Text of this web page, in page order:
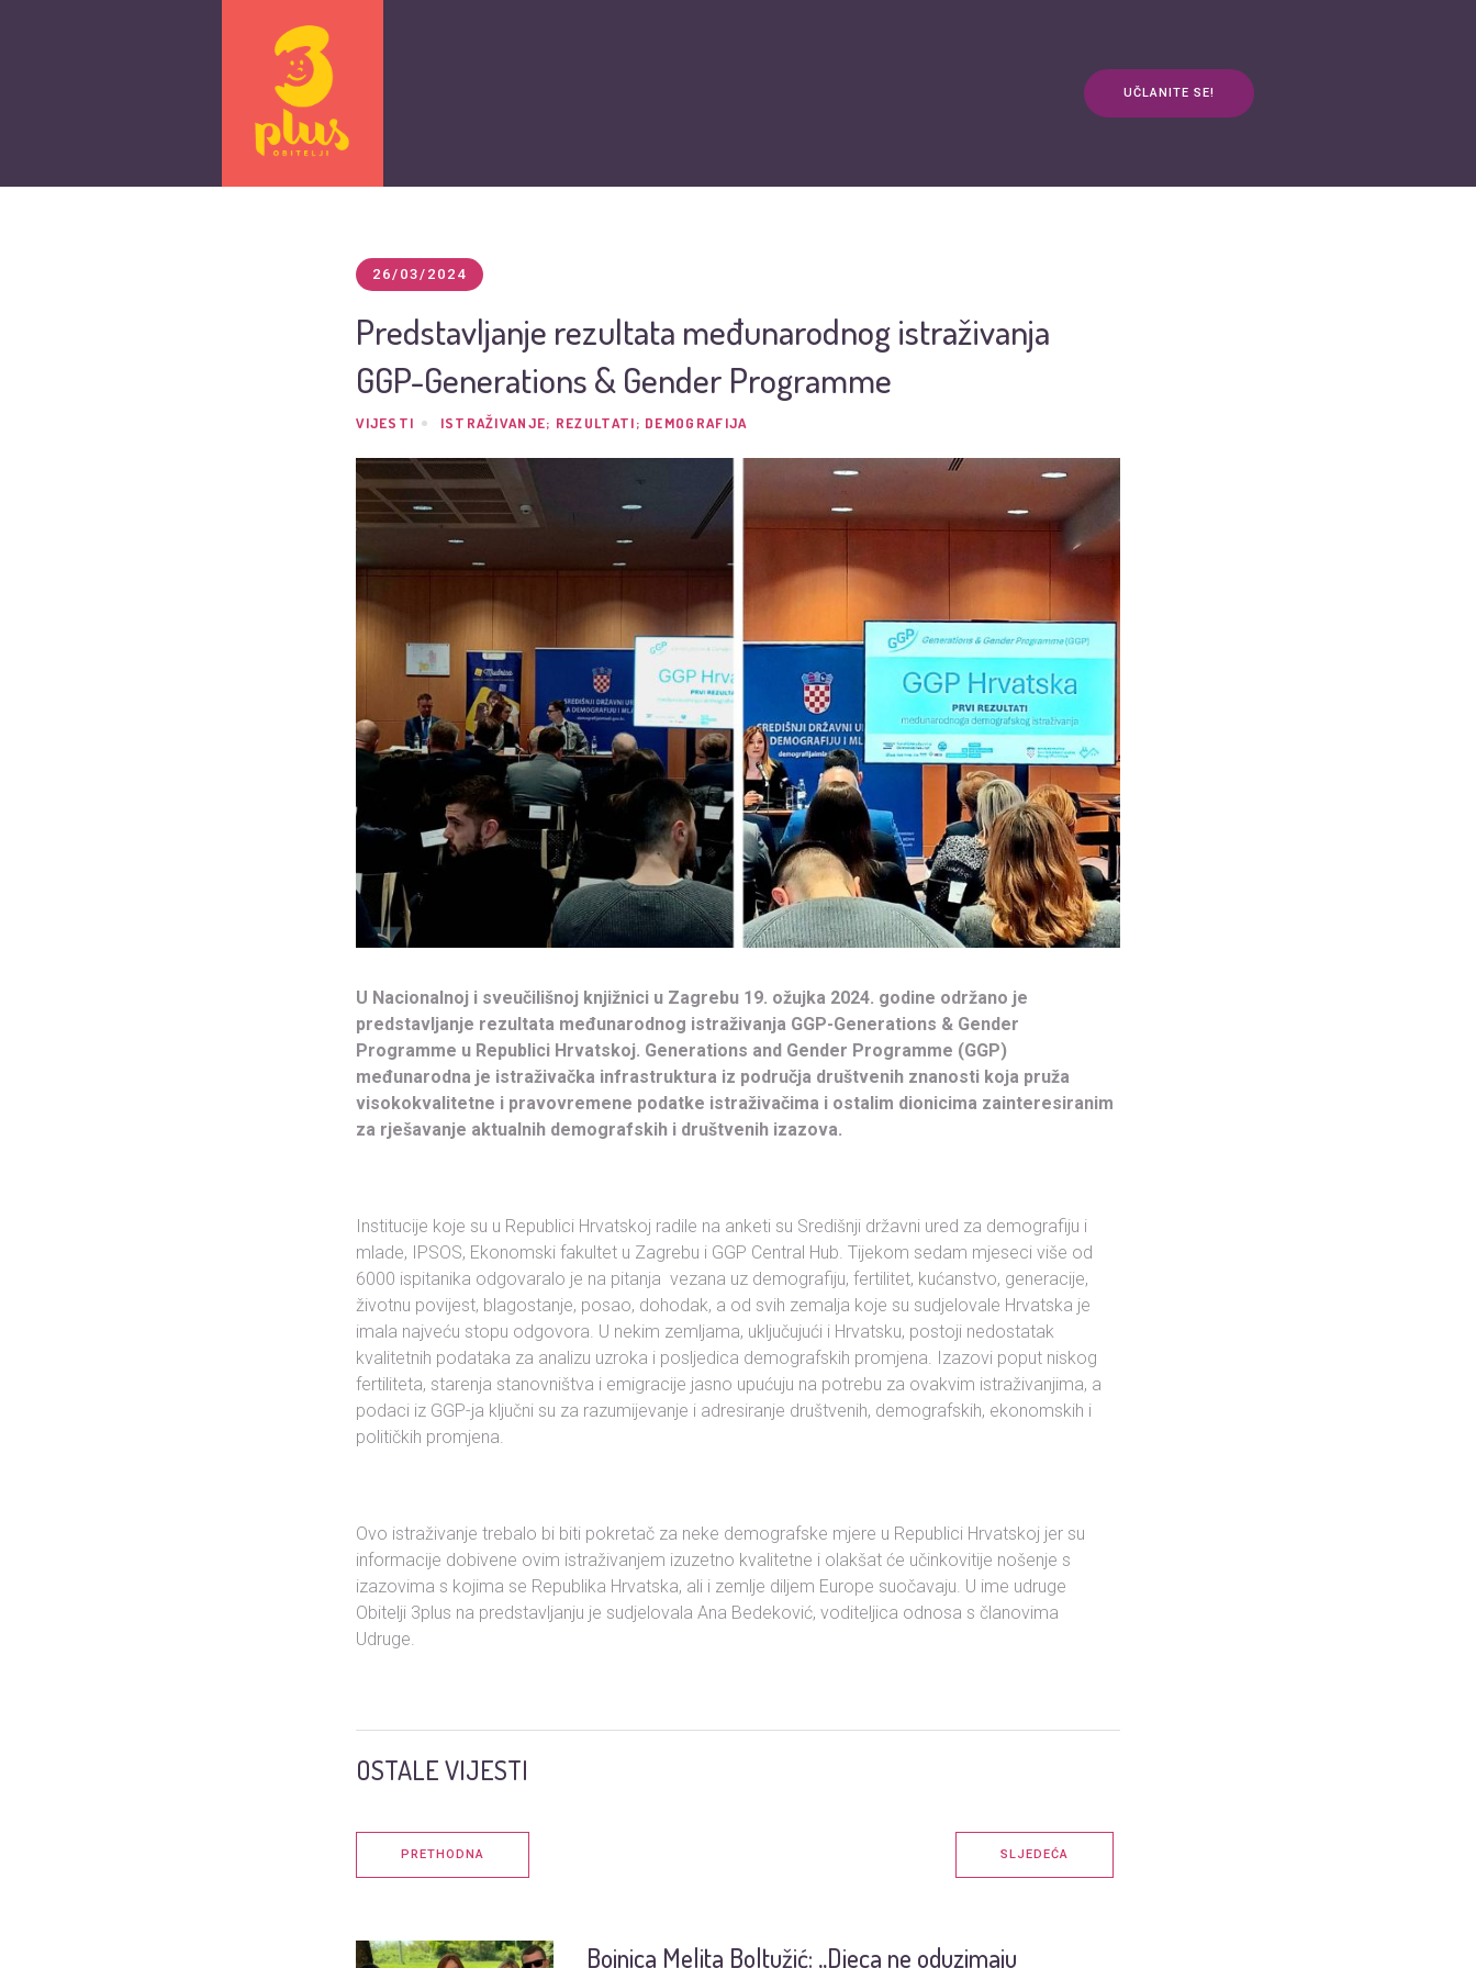
UČLANITE SE!
26/03/2024
Predstavljanje rezultata međunarodnog istraživanja
GGP-Generations & Gender Programme
VIJESTI ISTRAŽIVANJE; REZULTATI; DEMOGRAFIJA
U Nacionalnoj i sveučilišnoj knjižnici u Zagrebu 19. ožujka 2024. godine održano je
predstavljanje rezultata međunarodnog istraživanja GGP-Generations & Gender
Programme u Republici Hrvatskoj. Generations and Gender Programme (GGP)
međunarodna je istraživačka infrastruktura iz područja društvenih znanosti koja pruža
visokokvalitetne i pravovremene podatke istraživačima i ostalim dionicima zainteresiranim
za rješavanje aktualnih demografskih i društvenih izazova.
Institucije koje su u Republici Hrvatskoj radile na anketi su Središnji državni ured za demografiju i
mlade, IPSOS, Ekonomski fakultet u Zagrebu i GGP Central Hub. Tijekom sedam mjeseci više od
6000 ispitanika odgovaralo je na pitanja vezana uz demografiju, fertilitet, kućanstvo, generacije,
životnu povijest, blagostanje, posao, dohodak, a od svih zemalja koje su sudjelovale Hrvatska je
imala najveću stopu odgovora. U nekim zemljama, uključujući i Hrvatsku, postoji nedostatak
kvalitetnih podataka za analizu uzroka i posljedica demografskih promjena. Izazovi poput niskog
fertiliteta, starenja stanovništva i emigracije jasno upućuju na potrebu za ovakvim istraživanjima, a
podaci iz GGP-ja ključni su za razumijevanje i adresiranje društvenih, demografskih, ekonomskih i
političkih promjena.
Ovo istraživanje trebalo bi biti pokretač za neke demografske mjere u Republici Hrvatskoj jer su
informacije dobivene ovim istraživanjem izuzetno kvalitetne i olakšat će učinkovitije nošenje s
izazovima s kojima se Republika Hrvatska, ali i zemlje diljem Europe suočavaju. U ime udruge
Obitelji 3plus na predstavljanju je sudjelovala Ana Bedeković, voditeljica odnosa s članovima
Udruge.
OSTALE VIJESTI
PRETHODNA SLJEDEĆA
Bojnica Melita Boltužić: „Djeca ne oduzimaju